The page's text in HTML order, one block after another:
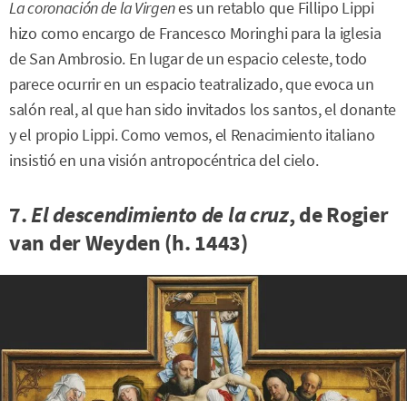
La coronación de la Virgenes un retablo que Fillipo Lippi
hizo como encargo de Francesco Moringhi para la iglesia
de San Ambrosio. En lugar de un espacio celeste, todo
parece ocurrir en un espacio teatralizado, que evoca un
salón real, al que han sido invitados los santos, el donante
y el propio Lippi. Como vemos, el Renacimiento italiano
insistió en una visión antropocéntrica del cielo.
7.El descendimiento de la cruz, de Rogier
van der Weyden (h. 1443)